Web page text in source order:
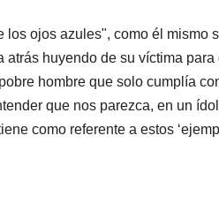
los ojos azules", como él mismo
atrás huyendo de su víctima
hombre que solo cumplía
que nos parezca, en un
como referente a estos